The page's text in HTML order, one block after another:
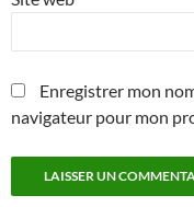
Enregistrer mon
navigateur pour mon